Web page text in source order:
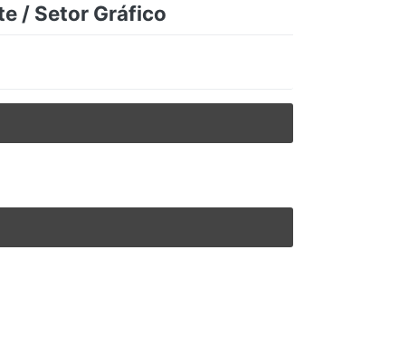
/ Setor Gráfico